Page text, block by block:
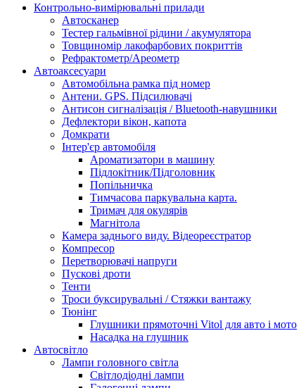
Контрольно-вимірювальні прилади
Автосканер
Тестер гальмівної рідини / акумулятора
Товщиномір лакофарбових покриттів
Рефрактометр/Ареометр
Автоаксесуари
Автомобiльна рамка пiд номер
Антени. GPS. Підсилювачі
Антисон сигналізація / Bluetooth-навушники
Дефлектори вікон, капота
Домкрати
Інтер'єр автомобіля
Ароматизатори в машину
Підлокітник/Підголовник
Попільничка
Тимчасова паркувальна карта.
Тримач для окулярів
Магнітола
Камера заднього виду. Відеореєстратор
Компресор
Перетворювачі напруги
Пускові дроти
Тенти
Троси буксирувальні / Стяжки вантажу
Тюнінг
Глушники прямоточні Vitol для авто і мото
Насадка на глушник
Автосвітло
Лампи головного світла
Світлодіодні лампи